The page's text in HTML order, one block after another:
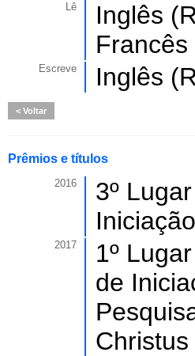
Lê
Inglês
Francês
Escreve Inglês
Voltar
Prêmios e títulos
2016
3º
2017
1º
de